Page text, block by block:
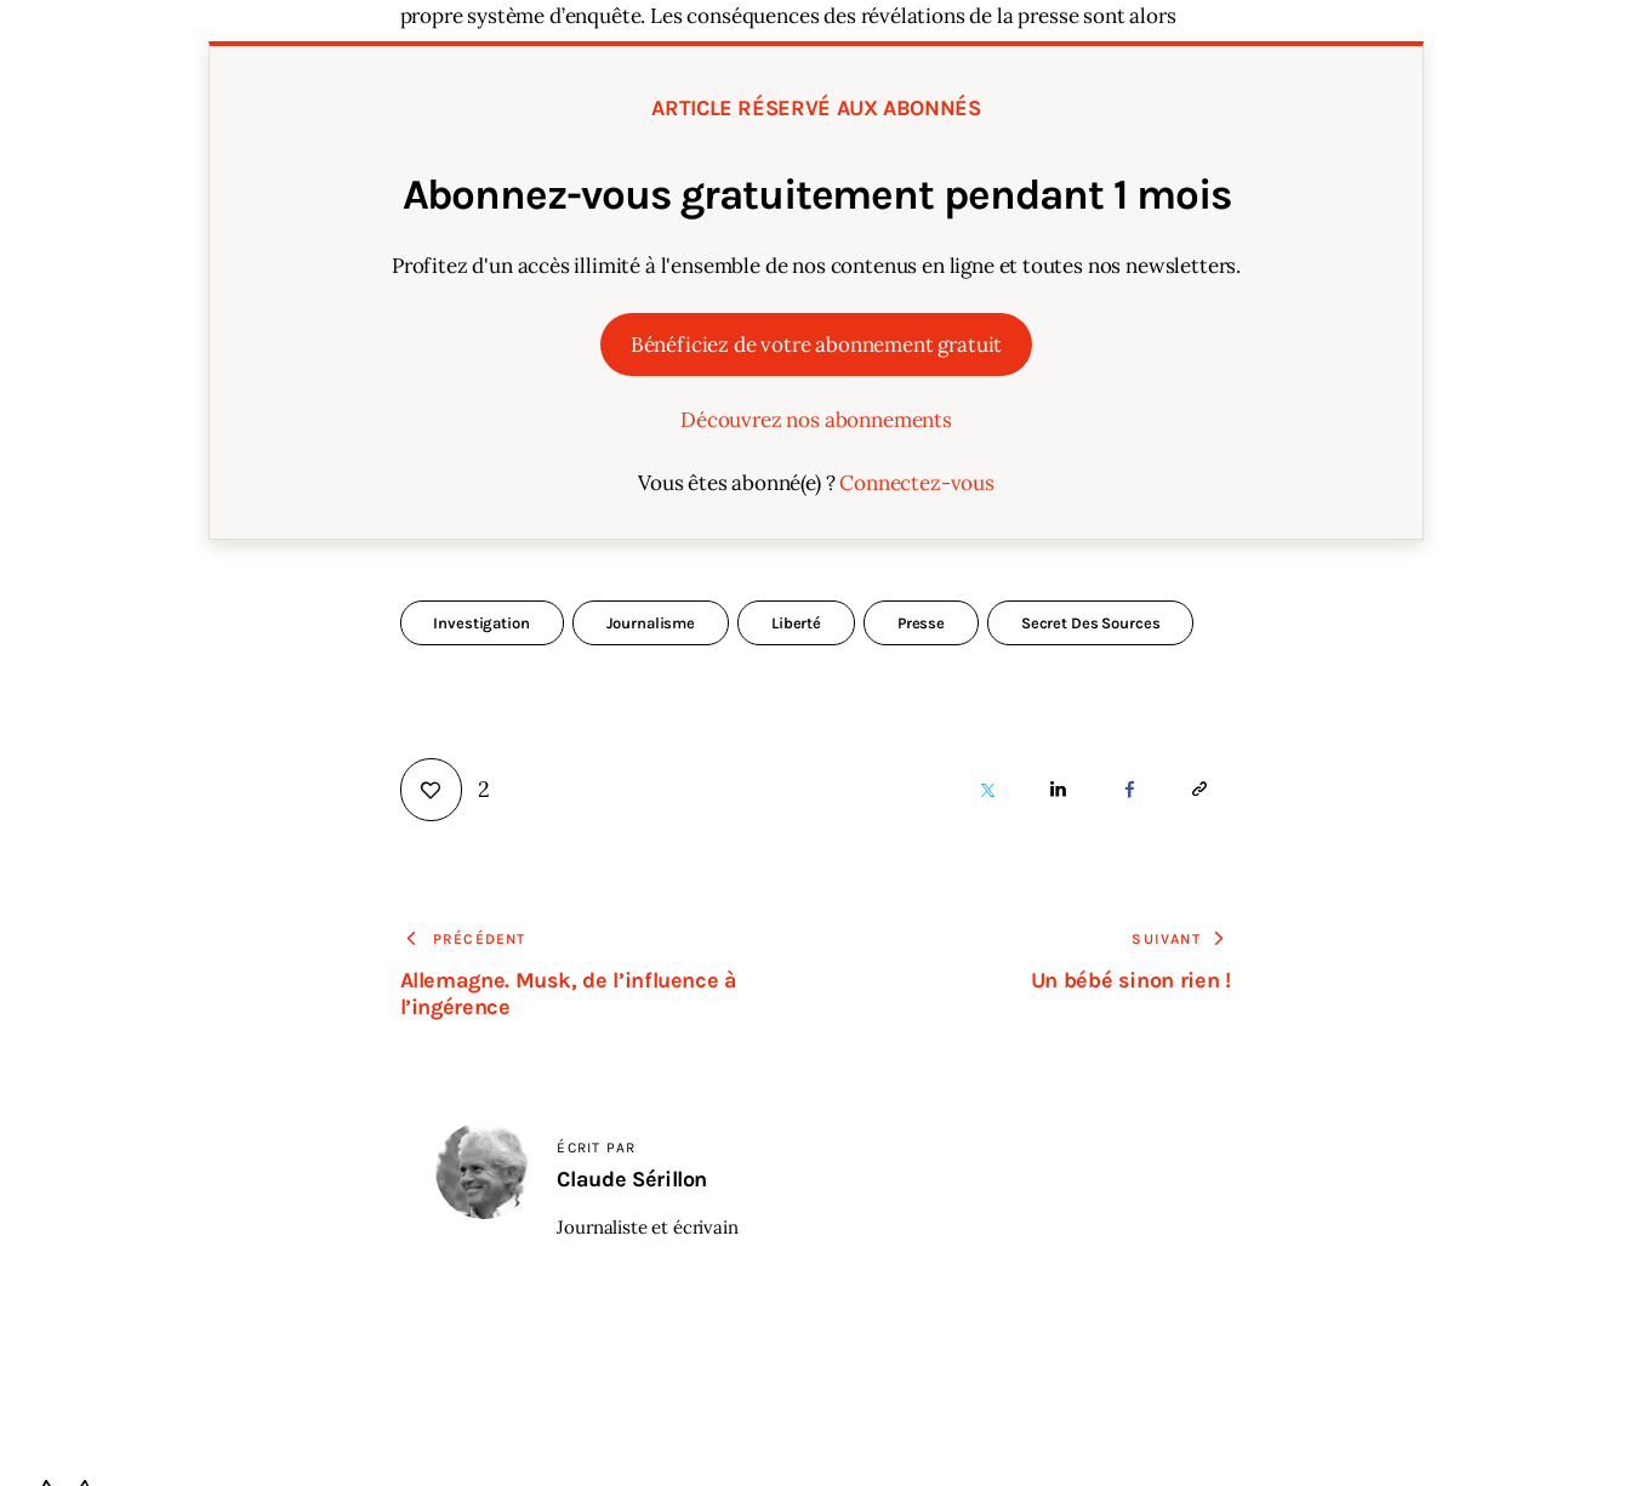
propre système d’enquête. Les conséquences des révélations de la presse sont alors
dévastatrices.
ARTICLE RÉSERVÉ AUX ABONNÉS
Abonnez-vous gratuitement pendant 1 mois
Profitez d'un accès illimité à l'ensemble de nos contenus en ligne et toutes nos newsletters.
Bénéficiez de votre abonnement gratuit
Découvrez nos abonnements
Vous êtes abonné(e) ?Connectez-vous
Investigation Journalisme Liberté Presse Secret Des Sources
2
PRÉCÉDENT
Allemagne. Musk, de l’influence à
l’ingérence
SUIVANT
Un bébé sinon rien !
ÉCRIT PAR
Claude Sérillon
Journaliste et écrivain